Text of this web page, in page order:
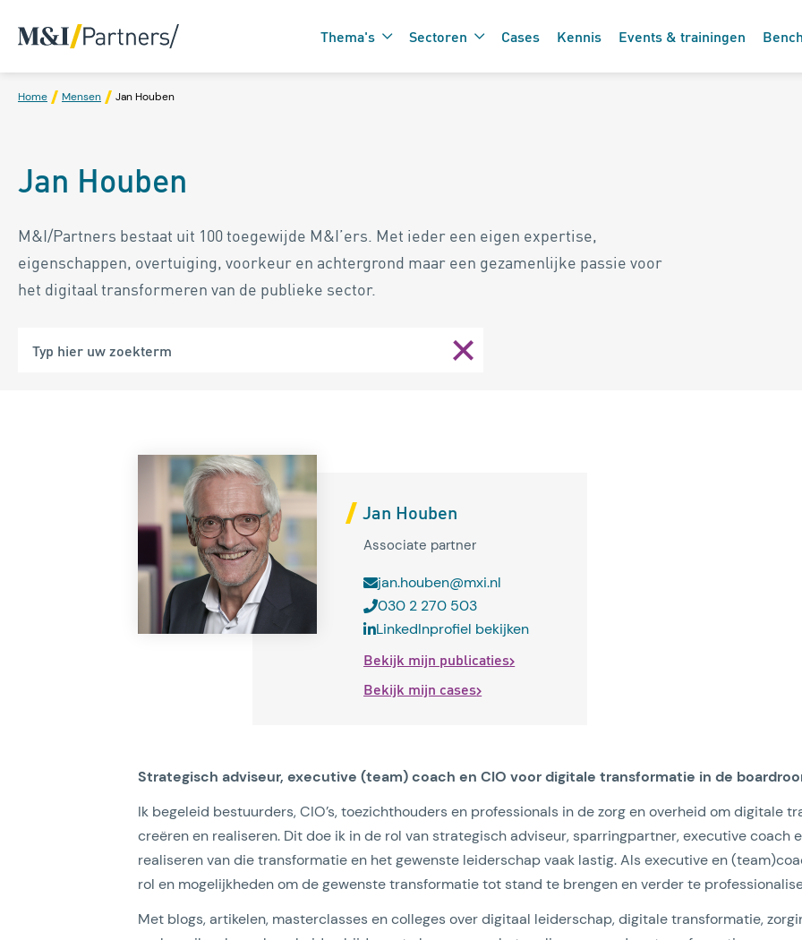
Thema's Sectoren Cases Kennis Events & trainingen
Home Mensen Jan Houben
Jan Houben
M&I/Partners bestaat uit 100 toegewijde M&I’ers. Met ieder een eigen expertise,
eigenschappen, overtuiging, voorkeur en achtergrond maar een gezamenlijke passie voor
het digitaal transformeren van de publieke sector.
Jan Houben
Associate partner
jan.houben@mxi.nl
030 2 270 503
LinkedInprofiel bekijken
Bekijk mijn publicaties
Bekijk mijn cases
Strategisch adviseur, executive (team) coach en CIO voor digitale transformatie in de
Ik begeleid bestuurders, CIO’s, toezichthouders en professionals in de zorg en overheid om digitale
creëren en realiseren. Dit doe ik in de rol van strategisch adviseur, sparringpartner, executive
realiseren van die transformatie en het gewenste leiderschap vaak lastig. Als executive en
rol en mogelijkheden om de gewenste transformatie tot stand te brengen en verder te
Met blogs, artikelen, masterclasses en colleges over digitaal leiderschap, digitale transformatie,